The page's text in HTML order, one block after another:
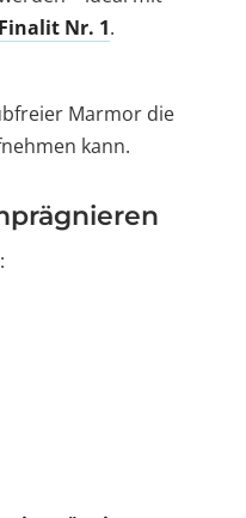
Nr. 1.
Marmor die
kann.